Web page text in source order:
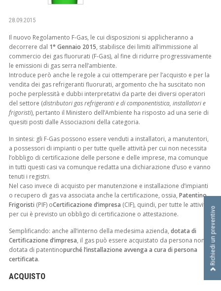
D
A
U
L
C
A
S
R
L
28.09.2015
Il nuovo Regolamento F-Gas, le cui disposizioni si applicheranno a
decorrere dal 1° Gennaio 2015, stabilisce dei limiti all’immissione al
commercio dei gas fluorurati (F-Gas), al fine di ridurre progressivamente
le emissioni di gas serra nell’ambiente.
Introduce però anche le regole a cui ottemperare per l’acquisto e per la
vendita dei gas refrigeranti fluorurati, argomento che ha suscitato non
poche perplessità e dubbi interpretativi da parte dei diversi operatori
del settore (distributori gas refrigeranti e di componentistica, installatori e
frigoristi), pertanto il Ministero dell’Ambiente ha risposto ad una serie di
quesiti posti dalle Associazioni della categoria.
In sintesi: gli F-Gas possono essere venduti a installatori, a manutentori,
a possessori di impianti o per tutte quelle attività per cui non necessita
l’obbligo di certificazione delle persone e delle imprese, ma comunque
in tutti questi casi va comunque redatta una dichiarazione d’uso e vanno
tenuti i registri.
Nel caso invece di acquisto per manutenzione e installazione d’impianti
o recupero di gas va associata anche la certificazione, ossia, Patentino
Frigoristi (PIF) oCertificazione d’impresa (CIF), quindi, per tutte le attività
per cui è previsto un obbligo di certificazione o attestazione.
Semplificando: anche all’interno della medesima azienda, dotata di
Certificazione d’impresa, il gas può essere acquistato da persona non
dotata di patentinopurché l’installazione avvenga a cura di persona
certificata.
ACQUISTO
Richiedi un preventivo